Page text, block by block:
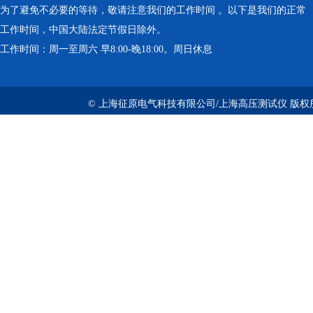
为了避免不必要的等待，敬请注意我们的工作时间 。以下是我们的正常
工作时间，中国大陆法定节假日除外。
工作时间：周一至周六 早8:00-晚18:00。周日休息
© 上海征原电气科技有限公司/上海高压测试仪 版权